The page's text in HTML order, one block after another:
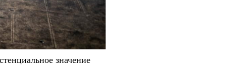
значение